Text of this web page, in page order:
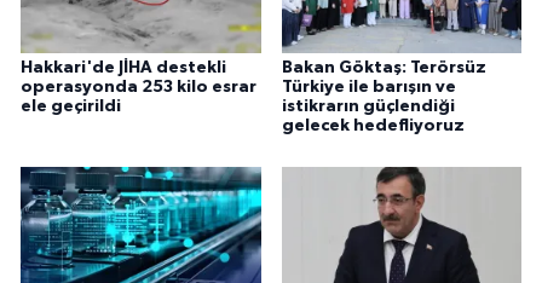
Hakkari'de JİHA destekli
operasyonda 253 kilo esrar
ele geçirildi
Bakan Göktaş: Terörsüz
Türkiye ile barışın ve
istikrarın güçlendiği
gelecek hedefliyoruz